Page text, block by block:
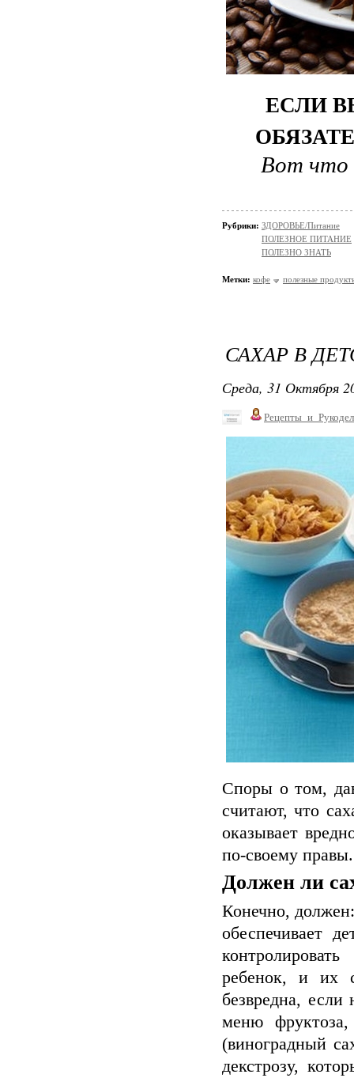
ЕСЛИ
Вот что
Рубрики: ЗДОРОВЬЕ/Питание
ПОЛЕЗНОЕ ПИТАНИЕ
ПОЛЕЗНО ЗНАТЬ
Метки: кофе полезные
САХАР В
Среда, 31 Октября
Споры о том,
считают, что
оказывает
по-своему
Должен ли
Конечно,
обеспечивает
ребенок, и их
безвредна,
меню
(виноградный
декстрозу,